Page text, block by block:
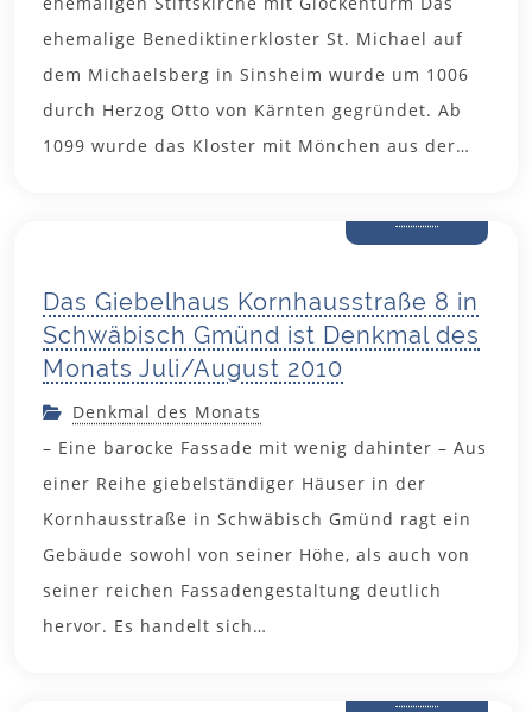
ehemalige Benediktinerkloster St. Michael auf
dem Michaelsberg in Sinsheim wurde um 1006
durch Herzog Otto von Kärnten gegründet. Ab
1099 wurde das Kloster mit Mönchen aus der…
Das Giebelhaus Kornhausstraße 8 in
Schwäbisch Gmünd ist Denkmal des
Monats Juli/August 2010
Denkmal des Monats
– Eine barocke Fassade mit wenig dahinter – Aus
einer Reihe giebelständiger Häuser in der
Kornhausstraße in Schwäbisch Gmünd ragt ein
Gebäude sowohl von seiner Höhe, als auch von
seiner reichen Fassadengestaltung deutlich
hervor. Es handelt sich…